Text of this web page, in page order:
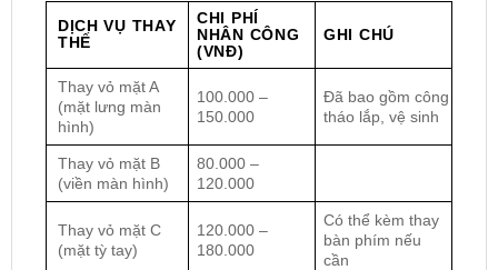
DỊCH VỤ THAY
THẾ
CHI PHÍ
NHÂN CÔNG
(VNĐ)
GHI CHÚ
Thay vỏ mặt A
(mặt lưng màn
hình)
100.000 –
150.000
Đã bao gồm công
tháo lắp, vệ sinh
Thay vỏ mặt B
(viền màn hình)
80.000 –
120.000
Thay vỏ mặt C
(mặt tỳ tay)
120.000 –
180.000
Có thể kèm thay
bàn phím nếu
cần